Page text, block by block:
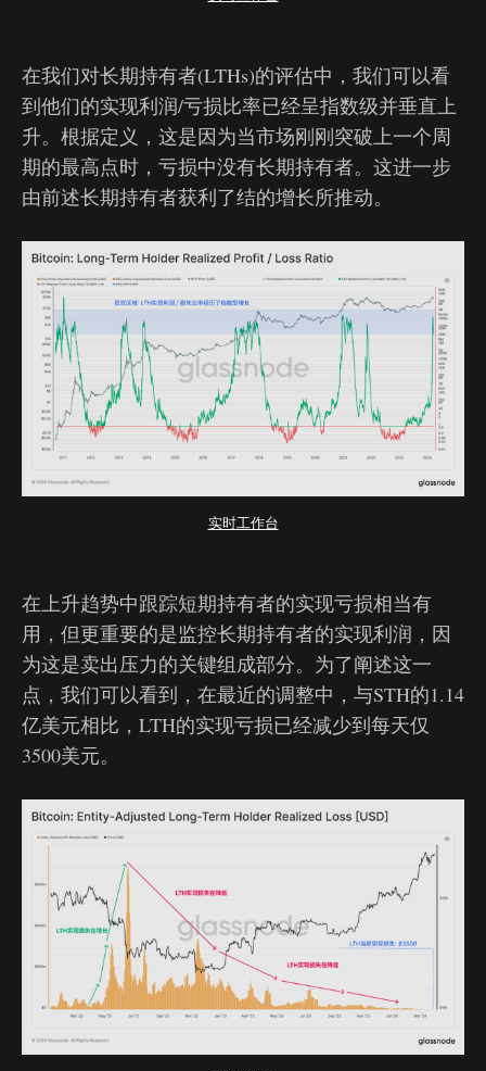
在我们对长期持有者(LTHs)的评估中，我们可以看
到他们的实现利润/亏损比率已经呈指数级并垂直上
升。根据定义，这是因为当市场刚刚突破上一个周
期的最高点时，亏损中没有长期持有者。这进一步
由前述长期持有者获利了结的增长所推动。
实时工作台
在上升趋势中跟踪短期持有者的实现亏损相当有
用，但更重要的是监控长期持有者的实现利润，因
为这是卖出压力的关键组成部分。为了阐述这一
点，我们可以看到，在最近的调整中，与STH的1.14
亿美元相比，LTH的实现亏损已经减少到每天仅
3500美元。